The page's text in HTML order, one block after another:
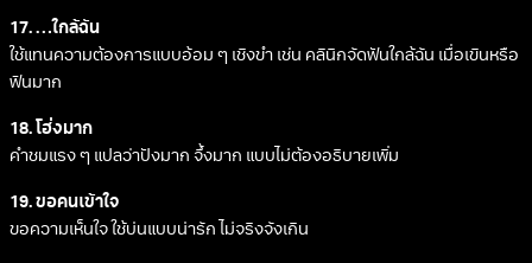
17. …ใกล้ฉัน
ใช้แทนความต้องการแบบอ้อม ๆ เชิงขำ เช่น คลินิกจัดฟันใกล้ฉัน เมื่อเขินหรือ
ฟินมาก
18. โฮ่งมาก
คำชมแรง ๆ แปลว่าปังมาก จึ้งมาก แบบไม่ต้องอธิบายเพิ่ม
19. ขอคนเข้าใจ
ขอความเห็นใจ ใช้บ่นแบบน่ารัก ไม่จริงจังเกิน